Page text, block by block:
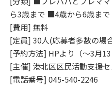
ら3歳まで ■4歳から6歳まで
[費用] 無料
[定員] 30人(応募者多数の場
[予約方法] HPより（～3月13
[主催] 港北区区民活動支援
[電話番号] 045-540-2246